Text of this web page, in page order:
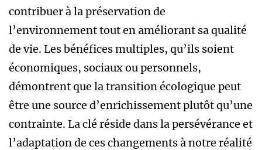
contribuer à la préservation de
l’environnement tout en améliorant sa qualité
de vie. Les bénéfices multiples, qu’ils soient
économiques, sociaux ou personnels,
démontrent que la transition écologique peut
être une source d’enrichissement plutôt qu’une
contrainte. La clé réside dans la persévérance et
l’adaptation de ces changements à notre réalité